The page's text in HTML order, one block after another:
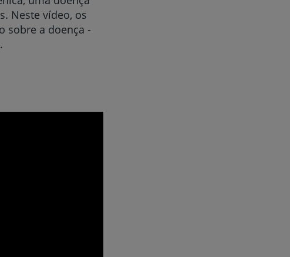
Neste vídeo, os
sobre a doença -